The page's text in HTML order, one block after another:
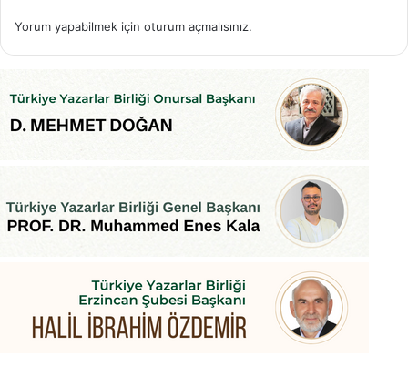
Yorum yapabilmek için oturum açmalısınız.